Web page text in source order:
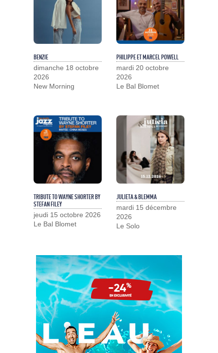
BENZIE
dimanche 18 octobre
2026
New Morning
PHILIPPE ET MARCEL POWELL
mardi 20 octobre
2026
Le Bal Blomet
TRIBUTE TO WAYNE SHORTER BY
STEFAN FILEY
jeudi 15 octobre 2026
Le Bal Blomet
JULIETA & BLEMMA
mardi 15 décembre
2026
Le Solo